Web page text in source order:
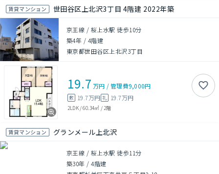
賃貸マンション 世田谷区上北沢3丁目 4階建 2022年築
京王線 / 桜上水駅 徒歩10分
築4年 / 4階建
東京都世田谷区上北沢3丁目
19.7 万円 /管理費9,000円
敷 19.7万円 礼 19.7万円
2LDK/60.34㎡ / 2階
賃貸マンション グランメール上北沢
京王線 / 桜上水駅 徒歩11分
築30年 /4階建